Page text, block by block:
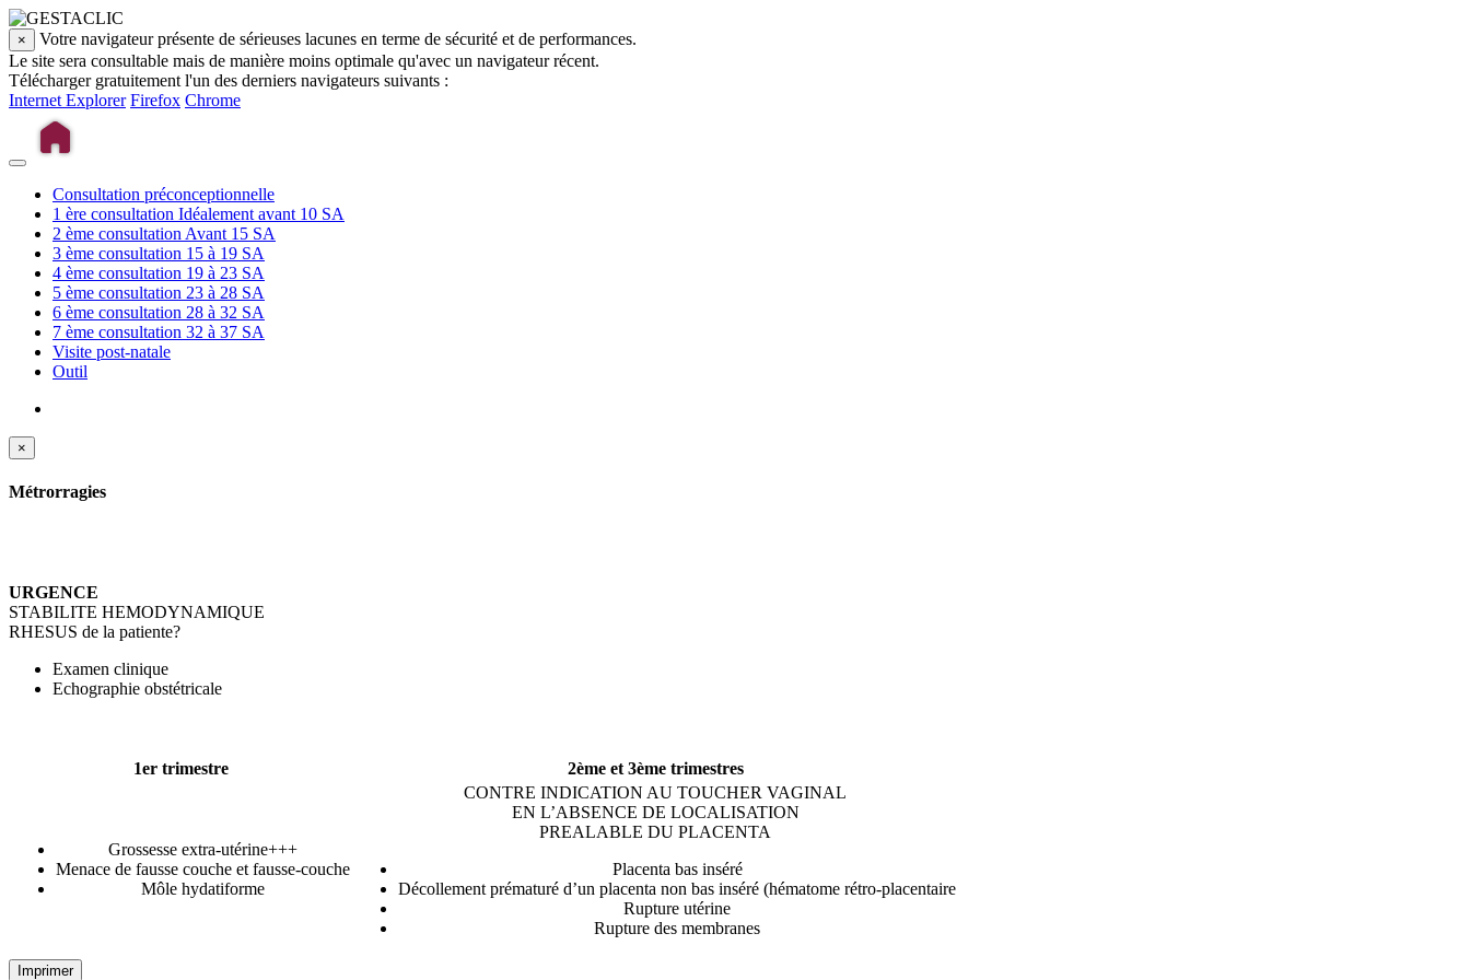
×
Votre navigateur présente de sérieuses lacunes en terme de sécurité et de performances.
Le site sera consultable mais de manière moins optimale qu'avec un navigateur récent.
Télécharger gratuitement l'un des derniers navigateurs suivants :
Internet Explorer Firefox Chrome
Consultation préconceptionnelle
1 ère consultation Idéalement avant 10 SA
2 ème consultation Avant 15 SA
3 ème consultation 15 à 19 SA
4 ème consultation 19 à 23 SA
5 ème consultation 23 à 28 SA
6 ème consultation 28 à 32 SA
7 ème consultation 32 à 37 SA
Visite post-natale
Outil
×
Métrorragies
URGENCE
STABILITE HEMODYNAMIQUE
RHESUS de la patiente?
Examen clinique
Echographie obstétricale
1er trimestre 2ème et 3ème trimestres
Grossesse extra-utérine+++
Menace de fausse couche et fausse-couche
Môle hydatiforme
CONTRE INDICATION AU TOUCHER VAGINAL
EN L’ABSENCE DE LOCALISATION
PREALABLE DU PLACENTA
Placenta bas inséré
Décollement prématuré d’un placenta non bas inséré (hématome rétro-placentaire
Rupture utérine
Rupture des membranes
Imprimer